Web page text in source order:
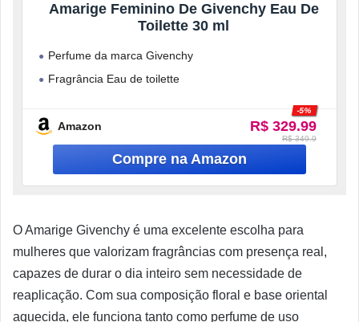
Amarige Feminino De Givenchy Eau De
Toilette 30 ml
Perfume da marca Givenchy
Fragrância Eau de toilette
Líquido
30 ml
Amazon R$ 329.99
-5%
R$ 349.9
O Amarige Givenchy é uma excelente escolha para
mulheres que valorizam fragrâncias com presença real,
capazes de durar o dia inteiro sem necessidade de
reaplicação. Com sua composição floral e base oriental
aquecida, ele funciona tanto como perfume de uso